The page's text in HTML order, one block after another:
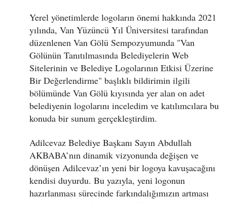
Yerel yönetimlerde logoların önemi hakkında 2021
yılında, Van Yüzüncü Yıl Üniversitesi tarafından
düzenlenen Van Gölü Sempozyumunda "Van
Gölünün Tanıtılmasında Belediyelerin Web
Sitelerinin ve Belediye Logolarının Etkisi Üzerine
Bir Değerlendirme" başlıklı bildirimin ilgili
bölümünde Van Gölü kıyısında yer alan on adet
belediyenin logolarını inceledim ve katılımcılara bu
konuda bir sunum gerçekleştirdim.
Adilcevaz Belediye Başkanı Sayın Abdullah
AKBABA’nın dinamik vizyonunda değişen ve
dönüşen Adilcevaz’ın yeni bir logoya kavuşacağını
kendisi duyurdu. Bu yazıyla, yeni logonun
hazırlanması sürecinde farkındalığımızın artması